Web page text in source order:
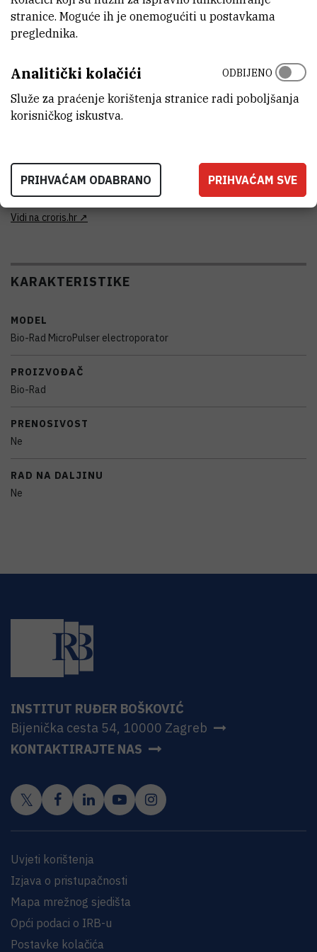
potpuno funkcionalan
GODINA PROIZVODNJE
2015
Hrvatska zaklada za znanost
VANJSKI LINK ZA KAPITALNU OPREMU
Vidi na croris.hr
KARAKTERISTIKE
MODEL
Bio-Rad MicroPulser electroporator
PROIZVOĐAČ
Bio-Rad
PRENOSIVOST
Ne
RAD NA DALJINU
Ne
INSTITUT RUĐER BOŠKOVIĆ
Bijenička cesta 54, 10000 Zagreb
KONTAKTIRAJTE NAS
Uvjeti korištenja
Izjava o pristupačnosti
Mapa mrežnog sjedišta
Opći podaci o IRB-u
Postavke kolačića
stranice. Moguće ih je onemogućiti u postavkama
preglednika.
Analitički kolačići
Služe za praćenje korištenja stranice radi poboljšanja
korisničkog iskustva.
ODBIJENO
PRIHVAĆAM ODABRANO PRIHVAĆAM SVE